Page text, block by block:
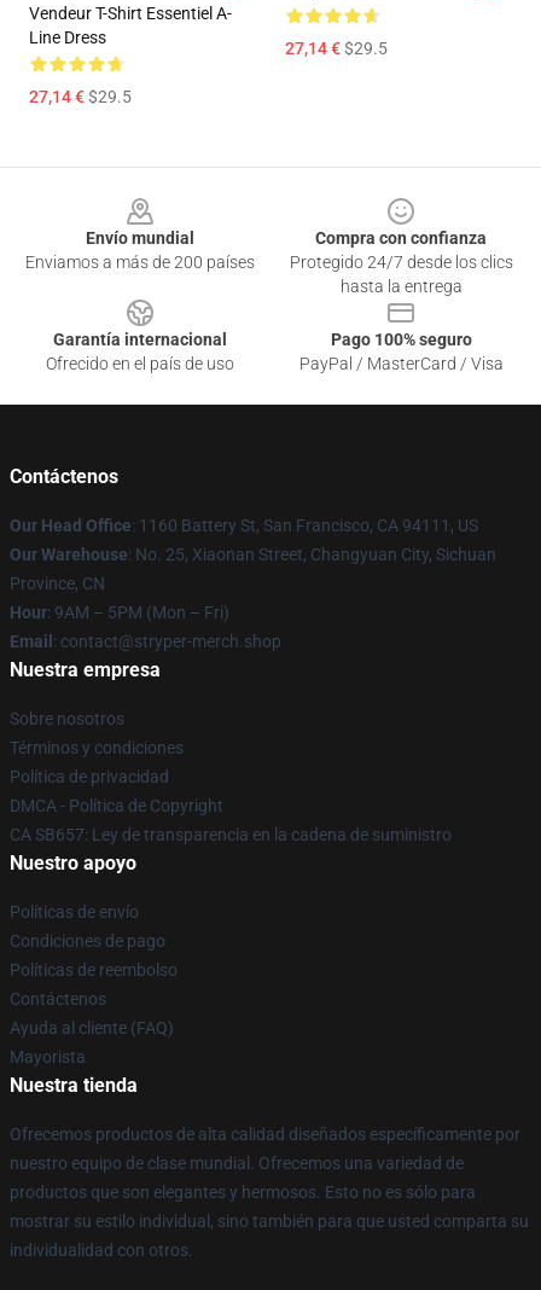
Vendeur T-Shirt Essentiel A-
Line Dress
27,14 €$29.5
27,14 €$29.5
Envío mundial
Enviamos a más de 200 países
Compra con confianza
Protegido 24/7 desde los clics
hasta la entrega
Garantía internacional
Ofrecido en el país de uso
Pago 100% seguro
PayPal / MasterCard / Visa
Contáctenos
Our Head Office: 1160 Battery St, San Francisco, CA 94111, US
Our Warehouse: No. 25, Xiaonan Street, Changyuan City, Sichuan
Province, CN
Hour: 9AM – 5PM (Mon – Fri)
Email : contact@stryper-merch.shop
Nuestra empresa
Sobre nosotros
Términos y condiciones
Política de privacidad
DMCA - Política de Copyright
CA SB657: Ley de transparencia en la cadena de suministro
Nuestro apoyo
Políticas de envío
Condiciones de pago
Políticas de reembolso
Contáctenos
Ayuda al cliente (FAQ)
Mayorista
Nuestra tienda
Ofrecemos productos de alta calidad diseñados específicamente por
nuestro equipo de clase mundial. Ofrecemos una variedad de
productos que son elegantes y hermosos. Esto no es sólo para
mostrar su estilo individual, sino también para que usted comparta su
individualidad con otros.